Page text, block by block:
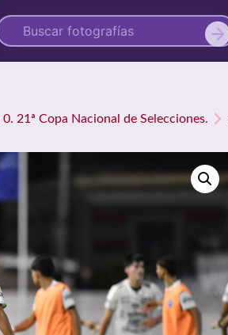
21ª Copa Nacional de Selecciones.